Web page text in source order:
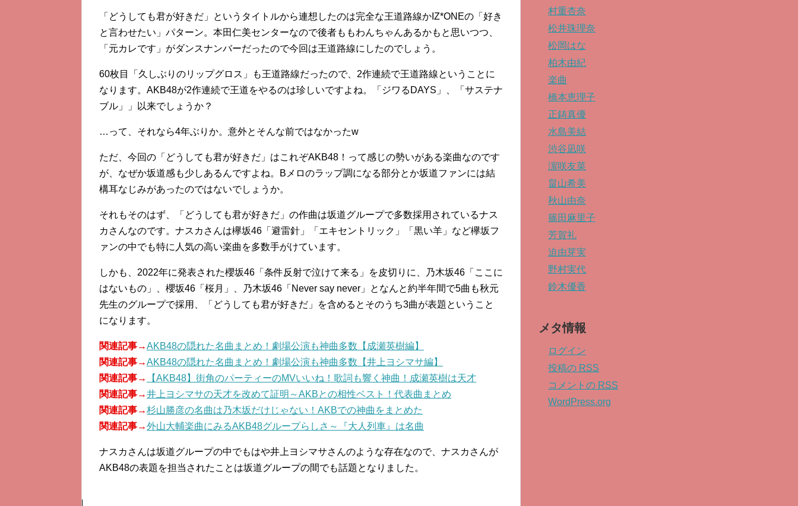
「どうしても君が好きだ」というタイトルから連想したのは完全な王道路線かIZ*ONEの「好き
と言わせたい」パターン。本田仁美センターなので後者ももわんちゃんあるかもと思いつつ、
「元カレです」がダンスナンバーだったので今回は王道路線にしたのでしょう。
60枚目「久しぶりのリップグロス」も王道路線だったので、2作連続で王道路線ということに
なります。AKB48が2作連続で王道をやるのは珍しいですよね。「ジワるDAYS」、「サステナ
ブル」」以来でしょうか？
…って、それなら4年ぶりか。意外とそんな前ではなかったw
ただ、今回の「どうしても君が好きだ」はこれぞAKB48！って感じの勢いがある楽曲なのです
が、なぜか坂道感も少しあるんですよね。Bメロのラップ調になる部分とか坂道ファンには結
構耳なじみがあったのではないでしょうか。
それもそのはず、「どうしても君が好きだ」の作曲は坂道グループで多数採用されているナス
カさんなのです。ナスカさんは欅坂46「避雷針」「エキセントリック」「黒い羊」など欅坂フ
ァンの中でも特に人気の高い楽曲を多数手がけています。
しかも、2022年に発表された櫻坂46「条件反射で泣けて来る」を皮切りに、乃木坂46「ここに
はないもの」、櫻坂46「桜月」、乃木坂46「Never say never」となんと約半年間で5曲も秋元
先生のグループで採用、「どうしても君が好きだ」を含めるとそのうち3曲が表題ということ
になります。
関連記事→AKB48の隠れた名曲まとめ！劇場公演も神曲多数【成瀬英樹編】
関連記事→AKB48の隠れた名曲まとめ！劇場公演も神曲多数【井上ヨシマサ編】
関連記事→
【AKB48】街角のパーティーのMVいいね！歌詞も響く神曲！成瀬英樹は天才
関連記事→井上ヨシマサの天才を改めて証明～AKBとの相性ベスト！代表曲まとめ
関連記事→杉山勝彦の名曲は乃木坂だけじゃない！AKBでの神曲をまとめた
関連記事→外山大輔楽曲にみるAKB48グループらしさ～『大人列車』は名曲
ナスカさんは坂道グループの中でもはや井上ヨシマサさんのような存在なので、ナスカさんが
AKB48の表題を担当されたことは坂道グループの間でも話題となりました。
村重杏奈
松井珠理奈
松岡はな
柏木由紀
楽曲
橋本恵理子
正鋳真優
水島美結
渋谷凪咲
濵咲友菜
畠山希美
秋山由奈
篠田麻里子
芳賀礼
迫由芽実
野村実代
鈴木優香
メタ情報
ログイン
投稿の RSS
コメントの RSS
WordPress.org